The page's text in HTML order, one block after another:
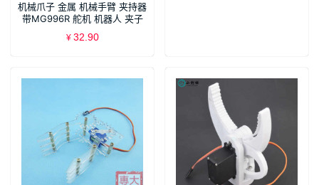
机械爪子 金属 机械手臂 夹持器
带MG996R 舵机 机器人 夹子
SNM1500
¥ 32.90